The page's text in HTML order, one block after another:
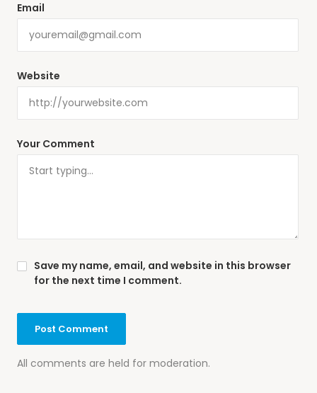
Your Comment
All comments are held for moderation.
Email
Website
Save my name, email, and website in this browser
for the next time I comment.